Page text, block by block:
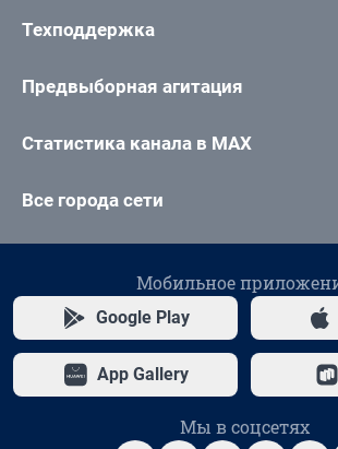
Техподдержка
Предвыборная агитация
Статистика канала в MAX
Все города сети
Мобильное
Google Play
App Gallery
Мы в соцсетях